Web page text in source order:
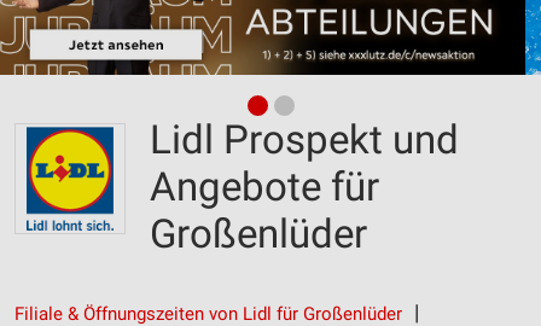
Lidl Prospekt und
Angebote für
Großenlüder
Filiale & Öffnungszeiten von Lidl für Großenlüder